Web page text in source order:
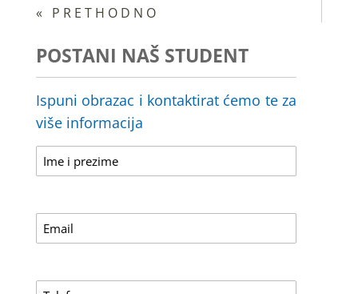
« PRETHODNO
POSTANI NAŠ STUDENT
Ispuni obrazac i kontaktirat ćemo te za
više informacija